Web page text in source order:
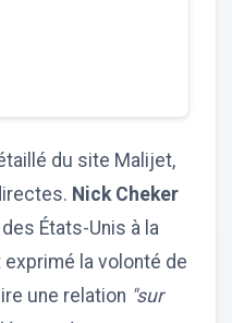
du site Malijet,
Nick Cheker
États-Unis à la
la volonté de
une relation "sur